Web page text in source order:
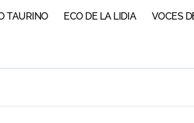
Torería’, una campaña para reivindicar
corrida de máxima seriedad para
TAURINO ECO DE LA LIDIA VOCES